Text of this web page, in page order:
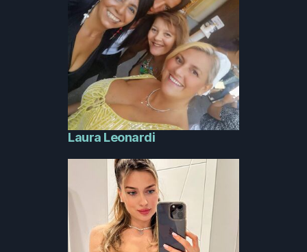
Laura Leonardi